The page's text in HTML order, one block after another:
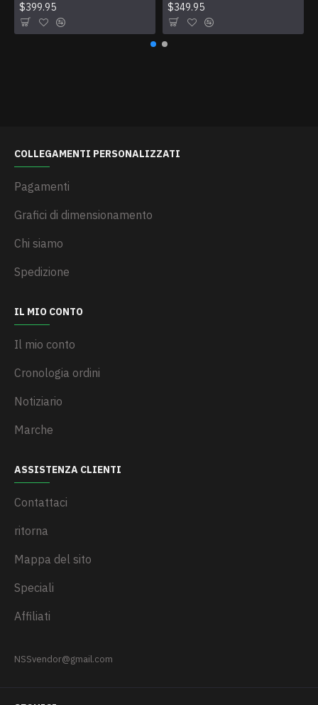
$399.95
$349.95
COLLEGAMENTI PERSONALIZZATI
Pagamenti
Grafici di dimensionamento
Chi siamo
Spedizione
IL MIO CONTO
Il mio conto
Cronologia ordini
Notiziario
Marche
ASSISTENZA CLIENTI
Contattaci
ritorna
Mappa del sito
Speciali
Affiliati
NSSvendor@gmail.com